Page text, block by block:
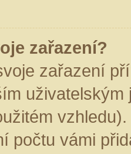
zařazení?
zařazení
počtu vámi